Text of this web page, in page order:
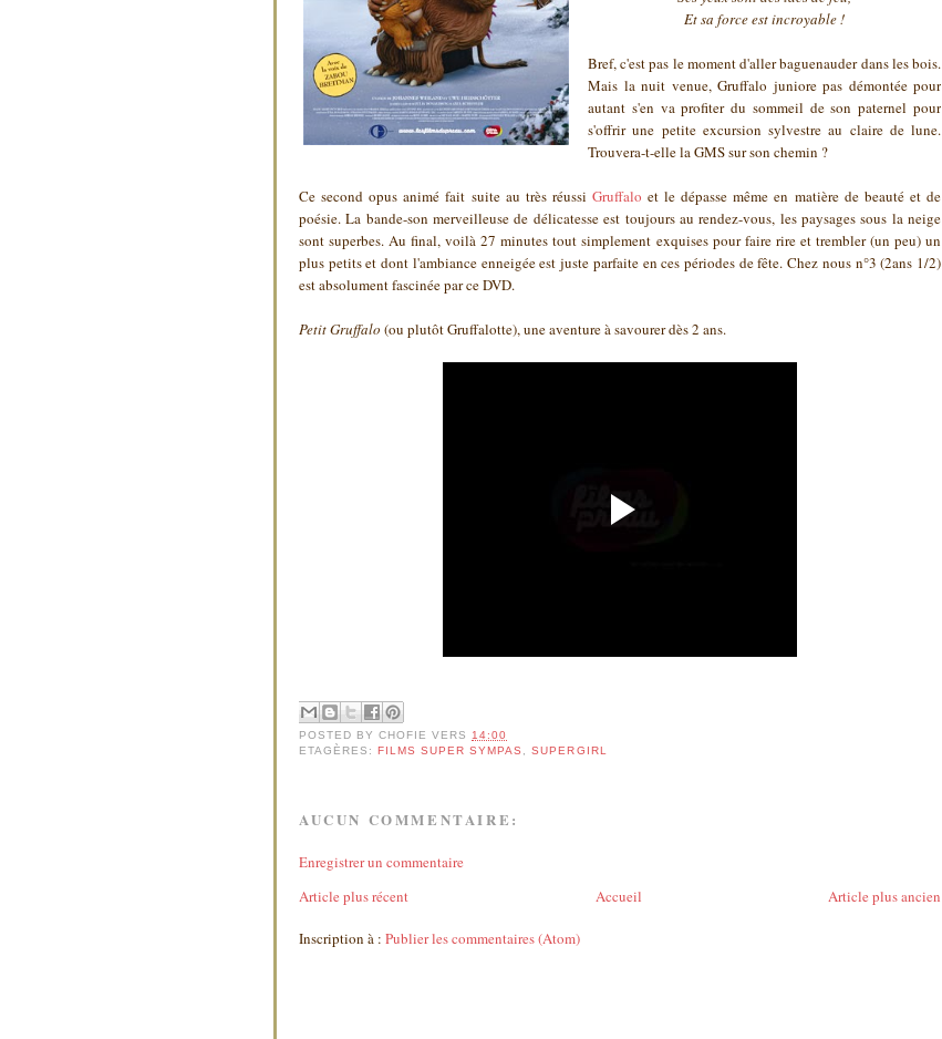
Et sa force est incroyable !
Bref, c'est pas le moment d'aller baguenauder dans les bois.
Mais la nuit venue, Gruffalo juniore pas démontée pour
autant s'en va profiter du sommeil de son paternel pour
s'offrir une petite excursion sylvestre au claire de lune.
Trouvera-t-elle la GMS sur son chemin ?
Ce second opus animé fait suite au très réussi Gruffalo et le dépasse même en matière de beauté et de
poésie. La bande-son merveilleuse de délicatesse est toujours au rendez-vous, les paysages sous la neige
sont superbes. Au final, voilà 27 minutes tout simplement exquises pour faire rire et trembler (un peu) un
plus petits et dont l'ambiance enneigée est juste parfaite en ces périodes de fête. Chez nous n°3 (2ans 1/2)
est absolument fascinée par ce DVD.
Petit Gruffalo (ou plutôt Gruffalotte), une aventure à savourer dès 2 ans.
POSTED BYCHOFIE VERS 14:00
ETAGÈRES:FILMS SUPER SYMPAS ,SUPERGIRL
AUCUN COMMENTAIRE:
Enregistrer un commentaire
Article plus récent
Article plus ancien
Accueil
Inscription à : Publier les commentaires (Atom)